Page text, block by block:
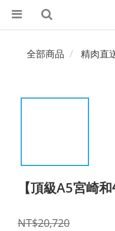
全部商品 精肉直
【頂級A5宮崎
NT$20,720